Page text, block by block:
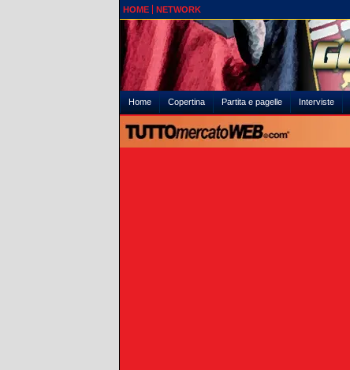
HOME NETWORK
Home Copertina Partita e pagelle Interviste